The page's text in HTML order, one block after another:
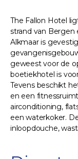
The Fallon Hotel
strand van Bergen
Alkmaar is
geweest voor de
boetiekhotel is
Tevens beschikt
en een
airconditioning,
een waterkoker.
inloopdouche,